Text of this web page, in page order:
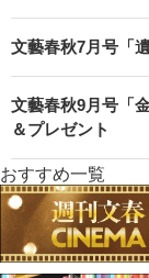
文藝春秋7月号「
文藝春秋9月号「
＆プレゼント
おすすめ一覧